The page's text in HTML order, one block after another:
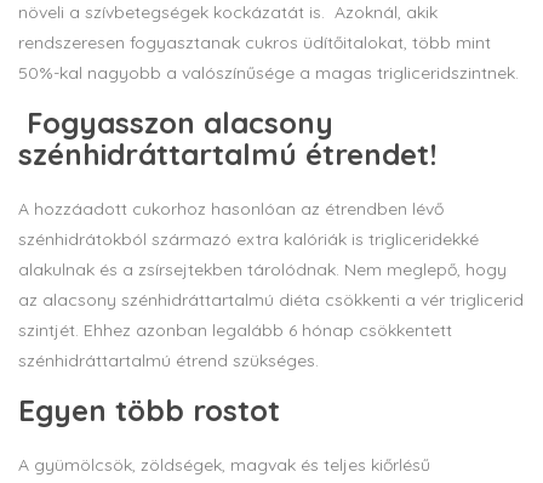
növeli a szívbetegségek kockázatát is. Azoknál, akik
rendszeresen fogyasztanak cukros üdítőitalokat, több mint
50%-kal nagyobb a valószínűsége a magas trigliceridszintnek.
Fogyasszon alacsony
szénhidráttartalmú étrendet!
A hozzáadott cukorhoz hasonlóan az étrendben lévő
szénhidrátokból származó extra kalóriák is trigliceridekké
alakulnak és a zsírsejtekben tárolódnak. Nem meglepő, hogy
az alacsony szénhidráttartalmú diéta csökkenti a vér triglicerid
szintjét. Ehhez azonban legalább 6 hónap csökkentett
szénhidráttartalmú étrend szükséges.
Egyen több rostot
A gyümölcsök, zöldségek, magvak és teljes kiőrlésű